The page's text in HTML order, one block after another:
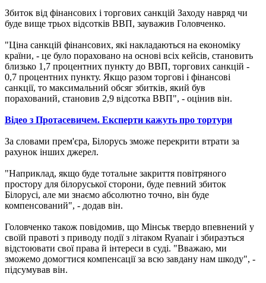
Збиток від фінансових і торгових санкцій Заходу навряд чи
буде вище трьох відсотків ВВП, зауважив Головченко.
"Ціна санкцій фінансових, які накладаються на економіку
країни, - це було пораховано на основі всіх кейсів, становить
близько 1,7 процентних пункту до ВВП, торгових санкцій -
0,7 процентних пункту. Якщо разом торгові і фінансові
санкції, то максимальний обсяг збитків, який був
порахований, становив 2,9 відсотка ВВП", - оцінив він.
Відео з Протасевичем. Експерти кажуть про тортури
За словами прем'єра, Білорусь зможе перекрити втрати за
рахунок інших джерел.
"Наприклад, якщо буде тотальне закриття повітряного
простору для білоруської сторони, буде певний збиток
Білорусі, але ми знаємо абсолютно точно, він буде
компенсований", - додав він.
Головченко також повідомив, що Мінськ твердо впевнений у
своїй правоті з приводу події з літаком Ryanair і збираэться
відстоювати свої права й інтереси в суді. "Вважаю, ми
зможемо домогтися компенсації за всю завдану нам шкоду", -
підсумував він.